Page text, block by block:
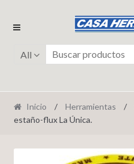
Ir
navegación
Ir
contenido
All
Inicio / Herramientas /
estaño-flux La Única.